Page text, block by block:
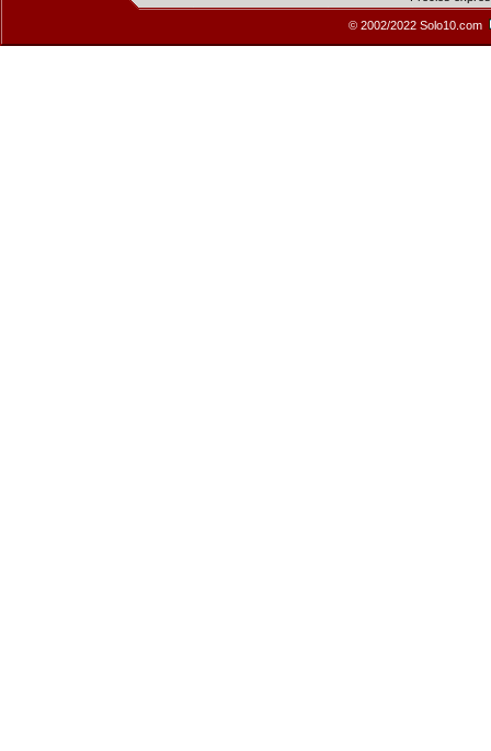
© 2002/2022 Solo10.com